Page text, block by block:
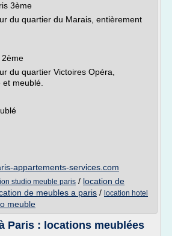
3ème
du quartier du Marais, entièrement
2ème
du quartier Victoires Opéra,
meublé.
appartements-services.com
studio meuble paris / location de
de meubles a paris / location hotel
meuble
Paris : locations meublées